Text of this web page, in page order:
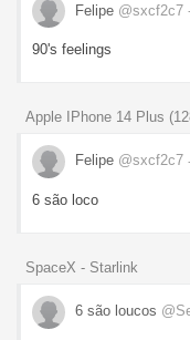
Felipe @sxcf2c7
90's feelings
Apple IPhone 14 Plus
Felipe @sxcf2c7
6 são loco
SpaceX - Starlink
6 são loucos